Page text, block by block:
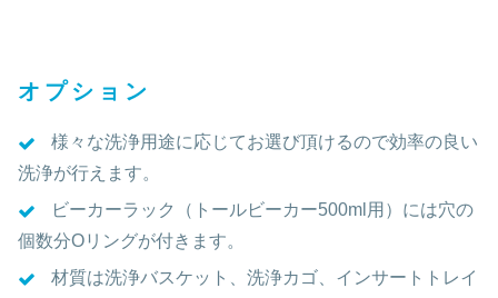
オプション
様々な洗浄用途に応じてお選び頂けるので効率の良い
洗浄が行えます。
ビーカーラック（トールビーカー500ml用）には穴の
個数分Oリングが付きます。
材質は洗浄バスケット、洗浄カゴ、インサートトレイ